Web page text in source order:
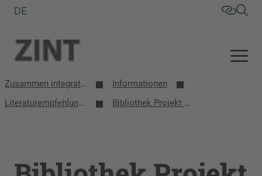
DE
Zusammen integrative/inklusive Schule entwickeln (ZINT)
Informationen
Literaturempfehlungen
Bibliothek Projekt ZINT